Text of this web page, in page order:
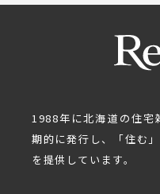
1988年に北海道の住宅
期的に発行し、「住む
を提供しています。